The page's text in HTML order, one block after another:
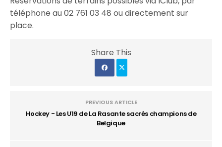
téléphone au 02 761 03 48 ou directement sur
place.
Share This
PREVIOUS ARTICLE
Hockey - Les U19 de La Rasante sacrés champions de
Belgique